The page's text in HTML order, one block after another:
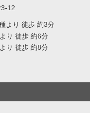
12
より 徒歩 約3分
り 徒歩 約6分
り 徒歩 約8分